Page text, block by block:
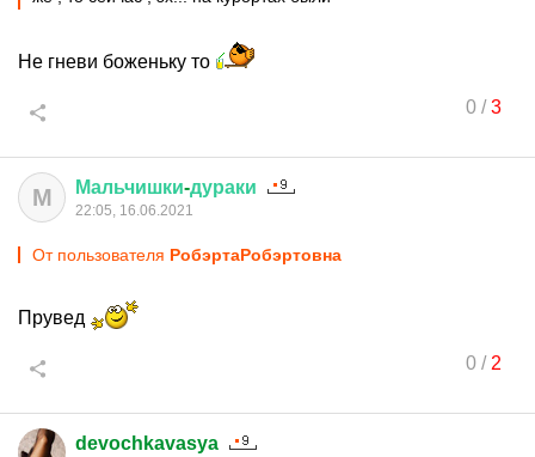
Не гневи боженьку то
0/3
М Мальчишки-дураки
22:05, 16.06.2021
От пользователя PoбэртаPoбэртовна
Прувед
0/ 2
devochkavasya